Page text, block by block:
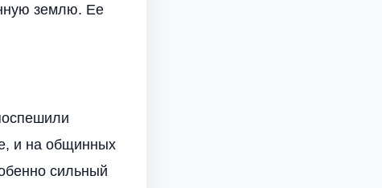
землю. Ее
и на общинных
сильный